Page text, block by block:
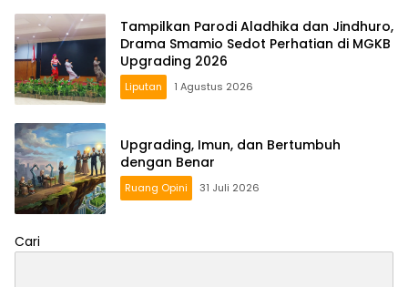
Tampilkan Parodi Aladhika dan Jindhuro,
Drama Smamio Sedot Perhatian di MGKB
Upgrading 2026
Liputan 1 Agustus 2026
Upgrading, Imun, dan Bertumbuh
dengan Benar
Ruang Opini 31 Juli 2026
Cari